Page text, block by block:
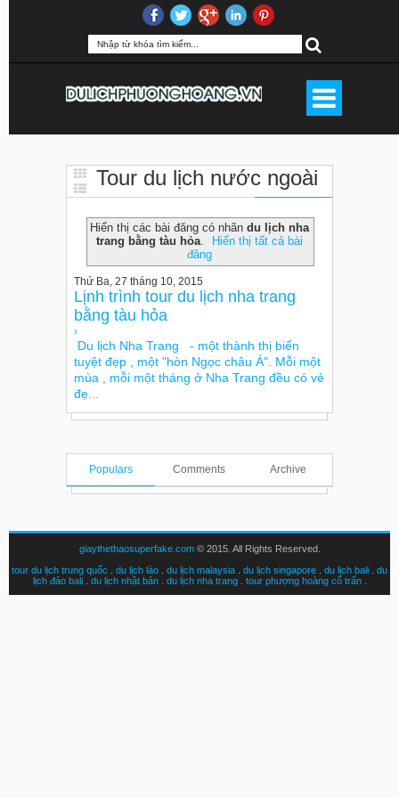
Tour du lịch nước ngoài
Hiển thị các bài đăng có nhãn du lịch nha
trang bằng tàu hỏa.
Hiển thị tất cả bài
đăng
Thứ Ba, 27 tháng 10, 2015
Lịnh trình tour du lịch nha trang
bằng tàu hỏa
›
Du lịch Nha Trang - một thành thị biển
tuyệt đẹp , một "hòn Ngọc châu Á". Mỗi một
mùa , mỗi một tháng ở Nha Trang đều có vẻ
đẹ...
Populars Comments Archive
giaythethaosuperfake.com© 2015. All Rights Reserved.
tour du lịch trung quốc
du lịch lào du lịch malaysia du lịch singapore du lịch bali
du
lịch đảo bali. du lịch nhật bản. du lịch nha trang. tour phượng hoàng cổ trấn.